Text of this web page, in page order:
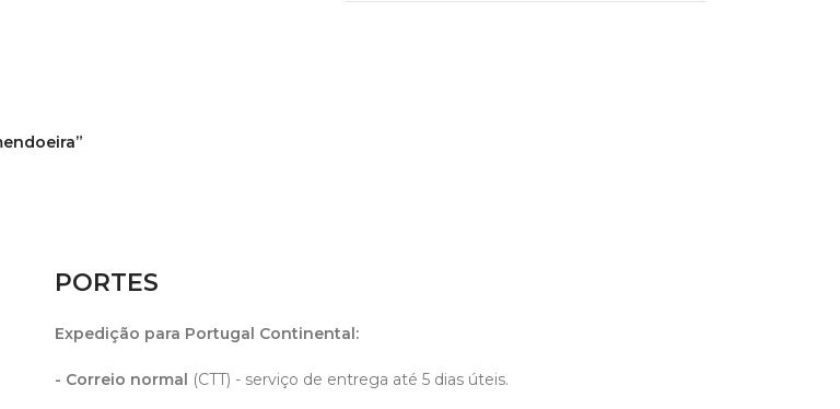
PORTES
Expedição para Portugal Continental :
- Correio normal (CTT) - serviço de entrega até 5 dias úteis.